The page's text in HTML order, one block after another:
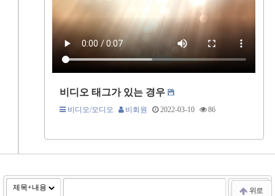
비디오 태그가 있는 경우
비디오/오디오 비회원 2022-03-10 86
검색위로